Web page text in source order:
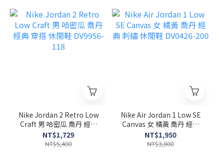
Nike Jordan 2 Retro Low
Craft 男 哈密瓜 喬丹 經典
穿搭 休閒鞋 DV9956-118
NT$1,729
NT$5,400
Nike Air Jordan 1 Low SE
Canvas 女 橘黃 喬丹 經典
刺繡 休閒鞋 DV0426-200
NT$1,950
NT$3,800